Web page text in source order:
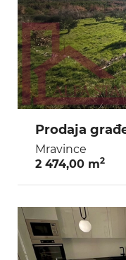
Mravince
2 474,00 m2